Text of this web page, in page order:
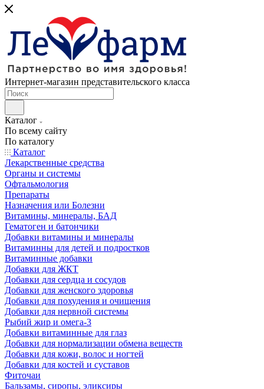
Интернет-магазин представительского класса
Каталог
По всему сайту
По каталогу
Каталог
Лекарственные средства
Органы и системы
Офтальмология
Препараты
Назначения или Болезни
Витамины, минералы, БАД
Гематоген и батончики
Добавки витамины и минералы
Витаминны для детей и подростков
Витаминные добавки
Добавки для ЖКТ
Добавки для сердца и сосудов
Добавки для женского здоровья
Добавки для похудения и очищения
Добавки для нервной системы
Рыбий жир и омега-3
Добавки витаминные для глаз
Добавки для нормализации обмена веществ
Добавки для кожи, волос и ногтей
Добавки для костей и суставов
Фиточаи
Бальзамы, сиропы, эликсиры